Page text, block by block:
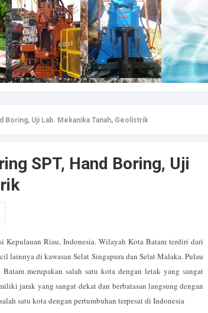
Boring, Uji Lab. Mekanika Tanah, Geolistrik
SPT, Hand Boring, Uji
Kepulauan Riau, Indonesia. Wilayah Kota Batam terdiri dari
lainnya di kawasan Selat Singapura dan Selat Malaka. Pulau
merupakan salah satu kota dengan letak yang sangat
jarak yang sangat dekat dan berbatasan langsung dengan
satu kota dengan pertumbuhan terpesat di Indonesia